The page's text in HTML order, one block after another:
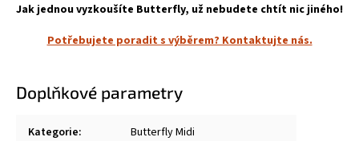
Jak jednou vyzkoušíte Butterfly, už nebudete chtít nic jiného!
Potřebujete poradit s výběrem? Kontaktujte nás.
Doplňkové parametry
Kategorie: Butterfly Midi